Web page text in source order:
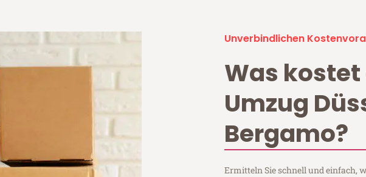
Unverbindlichen
Was kostet
Umzug
Bergamo?
Ermitteln Sie schnell und einfach,